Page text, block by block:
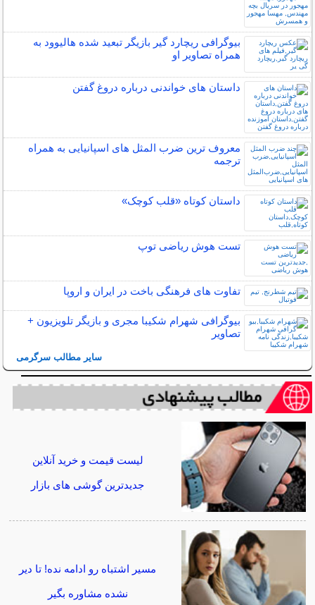
بیوگرافی ریچارد گیر بازیگر تبعید شده هالیوود به
همراه تصاویر او
داستان های خواندنی درباره دروغ گفتن
معروف ترین ضرب المثل های اسپانیایی به همراه
ترجمه
داستان کوتاه «قلب کوچک»
تست هوش ریاضی توپ
تفاوت های فرهنگی باخت در ایران و اروپا
بیوگرافی شهرام شکیبا مجری و بازیگر تلویزیون +
تصاویر
سایر مطالب سرگرمی
لیست قیمت و خرید آنلاین
جدیدترین گوشی های بازار
مسیر اشتباه رو ادامه نده! تا دیر
نشده مشاوره بگیر